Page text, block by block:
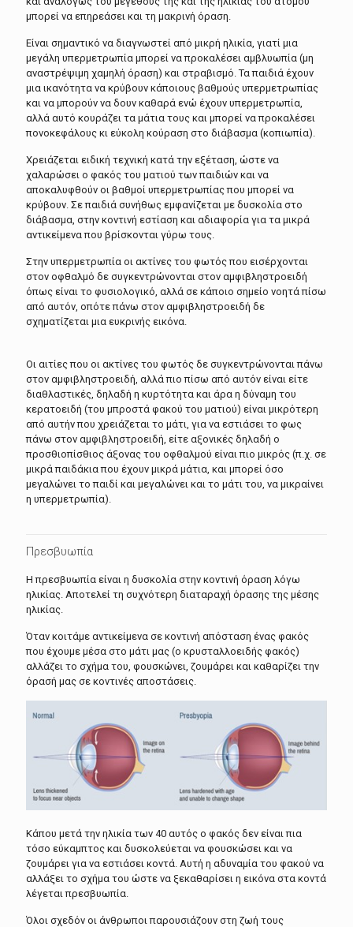
μπορεί να επηρεάσει και τη μακρινή όραση.
Είναι σημαντικό να διαγνωστεί από μικρή ηλικία, γιατί μια
μεγάλη υπερμετρωπία μπορεί να προκαλέσει αμβλυωπία (μη
αναστρέψιμη χαμηλή όραση) και στραβισμό. Τα παιδιά έχουν
μια ικανότητα να κρύβουν κάποιους βαθμούς υπερμετρωπίας
και να μπορούν να δουν καθαρά ενώ έχουν υπερμετρωπία,
αλλά αυτό κουράζει τα μάτια τους και μπορεί να προκαλέσει
πονοκεφάλους κι εύκολη κούραση στο διάβασμα (κοπιωπία).
Χρειάζεται ειδική τεχνική κατά την εξέταση, ώστε να
χαλαρώσει ο φακός του ματιού των παιδιών και να
αποκαλυφθούν οι βαθμοί υπερμετρωπίας που μπορεί να
κρύβουν. Σε παιδιά συνήθως εμφανίζεται με δυσκολία στο
διάβασμα, στην κοντινή εστίαση και αδιαφορία για τα μικρά
αντικείμενα που βρίσκονται γύρω τους.
Στην υπερμετρωπία οι ακτίνες του φωτός που εισέρχονται
στον οφθαλμό δε συγκεντρώνονται στον αμφιβληστροειδή
όπως είναι το φυσιολογικό, αλλά σε κάποιο σημείο νοητά πίσω
από αυτόν, οπότε πάνω στον αμφιβληστροειδή δε
σχηματίζεται μια ευκρινής εικόνα.
Οι αιτίες που οι ακτίνες του φωτός δε συγκεντρώνονται πάνω
στον αμφιβληστροειδή, αλλά πιο πίσω από αυτόν είναι είτε
διαθλαστικές, δηλαδή η κυρτότητα και άρα η δύναμη του
κερατοειδή (του μπροστά φακού του ματιού) είναι μικρότερη
από αυτήν που χρειάζεται το μάτι, για να εστιάσει το φως
πάνω στον αμφιβληστροειδή, είτε αξονικές δηλαδή ο
προσθιοπίσθιος άξονας του οφθαλμού είναι πιο μικρός (π.χ. σε
μικρά παιδάκια που έχουν μικρά μάτια, και μπορεί όσο
μεγαλώνει το παιδί και μεγαλώνει και το μάτι του, να μικραίνει
η υπερμετρωπία).
Πρεσβυωπία
Η πρεσβυωπία είναι η δυσκολία στην κοντινή όραση λόγω
ηλικίας. Αποτελεί τη συχνότερη διαταραχή όρασης της μέσης
ηλικίας.
Όταν κοιτάμε αντικείμενα σε κοντινή απόσταση ένας φακός
που έχουμε μέσα στο μάτι μας (ο κρυσταλλοειδής φακός)
αλλάζει το σχήμα του, φουσκώνει, ζουμάρει και καθαρίζει την
όρασή μας σε κοντινές αποστάσεις.
Κάπου μετά την ηλικία των 40 αυτός ο φακός δεν είναι πια
τόσο εύκαμπτος και δυσκολεύεται να φουσκώσει και να
ζουμάρει για να εστιάσει κοντά. Αυτή η αδυναμία του φακού να
αλλάξει το σχήμα του ώστε να ξεκαθαρίσει η εικόνα στα κοντά
λέγεται πρεσβυωπία.
Όλοι σχεδόν οι άνθρωποι παρουσιάζουν στη ζωή τους